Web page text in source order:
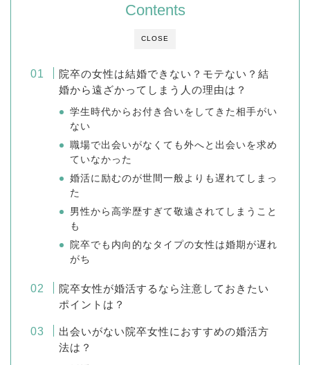
CLOSE
Contents
院卒の女性は結婚できない？モテない？結
婚から遠ざかってしまう人の理由は？
学生時代からお付き合いをしてきた相手がい
ない
職場で出会いがなくても外へと出会いを求め
ていなかった
婚活に励むのが世間一般よりも遅れてしまっ
た
男性から高学歴すぎて敬遠されてしまうこと
も
院卒でも内向的なタイプの女性は婚期が遅れ
がち
院卒女性が婚活するなら注意しておきたい
ポイントは？
出会いがない院卒女性におすすめの婚活方
法は？